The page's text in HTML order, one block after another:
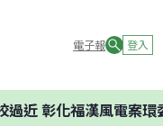
電子報 登入
化福漢風電案環委建議